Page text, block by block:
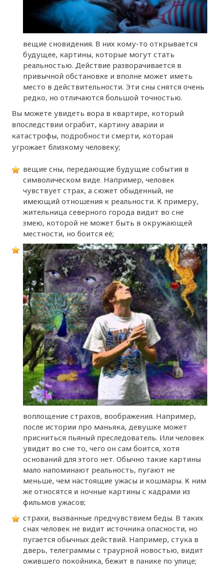
вещие сновидения. В них кому-то открывается
будущее, картины, которые могут стать
реальностью. Действие разворачивается в
привычной обстановке и вполне может иметь
место в действительности. Эти сны снятся очень
редко, но отличаются большой точностью.
Вы можете увидеть вора в квартире, который
впоследствии ограбит, картину аварии и
катастрофы, подробности смерти, которая
угрожает близкому человеку;
вещие сны, передающие будущие события в
символическом виде. Например, человек
чувствует страх, а сюжет обыденный, не
имеющий отношения к реальности. К примеру,
жительница северного города видит во сне
змею, которой не может быть в окружающей
местности, но боится её;
воплощение страхов, воображения. Например,
после истории про маньяка, девушке может
присниться пьяный преследователь. Или человек
увидит во сне то, чего он сам боится, хотя
оснований для этого нет. Обычно такие картины
мало напоминают реальность, пугают не
меньше, чем настоящие ужасы и кошмары. К ним
же относятся и ночные картины с кадрами из
фильмов ужасов;
страхи, вызванные предчувствием беды. В таких
снах человек не видит источника опасности, но
пугается обычных действий. Например, стука в
дверь, телеграммы с траурной новостью, видит
ожившего покойника, бежит в панике по улице;